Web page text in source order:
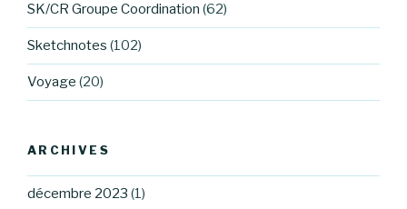
SK/CR Groupe Coordination (62)
Sketchnotes (102)
Voyage (20)
ARCHIVES
décembre 2023 (1)